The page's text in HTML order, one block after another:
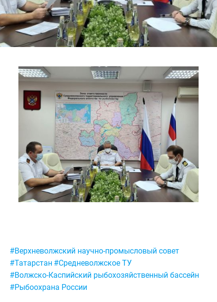
Метки:
#Верхневолжский научно-промысловый совет
#Татарстан #Средневолжское ТУ
#Волжско-Каспийский рыбохозяйственный бассейн
#Рыбоохрана России